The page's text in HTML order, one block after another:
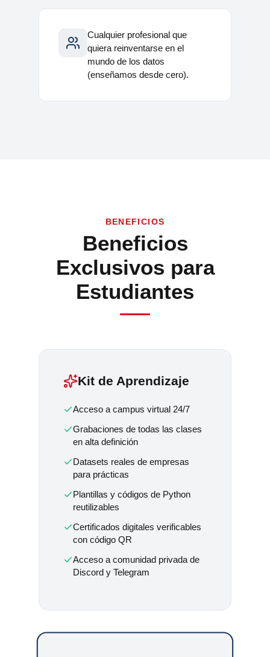
Cualquier profesional que
quiera reinventarse en el
mundo de los datos
(enseñamos desde cero).
BENEFICIOS
Beneficios
Exclusivos para
Estudiantes
Kit de Aprendizaje
Acceso a campus virtual 24/7
Grabaciones de todas las clases
en alta definición
Datasets reales de empresas
para prácticas
Plantillas y códigos de Python
reutilizables
Certificados digitales verificables
con código QR
Acceso a comunidad privada de
Discord y Telegram